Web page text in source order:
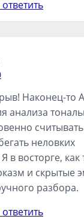
Наконец-то
анализа
неловких
в восторге,
и скрытые
разбора.